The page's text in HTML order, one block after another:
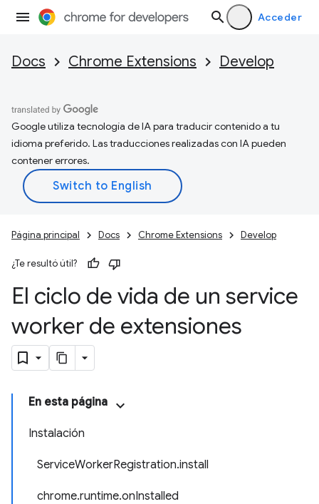
Acceder
Docs Chrome Extensions Develop
Google utiliza tecnología de IA para traducir contenido a tu
idioma preferido. Las traducciones realizadas con IA pueden
contener errores.
Página principal Docs Chrome Extensions Develop
¿Te resultó útil?
El ciclo de vida de un service
worker de extensiones
En esta página
Instalación
ServiceWorkerRegistration.install
chrome.runtime.onInstalled